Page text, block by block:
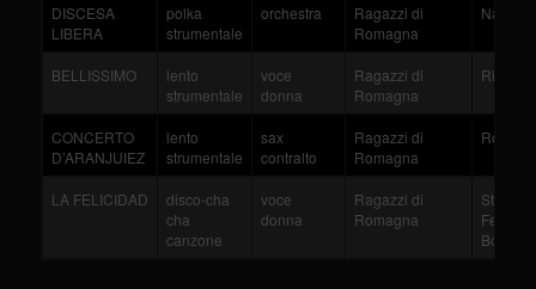
DISCESA
LIBERA
polka
strumentale
orchestra
Ragazzi di
Romagna
Nanni -
BELLISSIMO
lento
strumentale
voce
donna
Ragazzi di
Romagna
Rinaldi
CONCERTO
D’ARANJUIEZ
lento
strumentale
sax
contralto
Ragazzi di
Romagna
Rodrigo
LA FELICIDAD
disco-cha
cha
canzone
voce
donna
Ragazzi di
Romagna